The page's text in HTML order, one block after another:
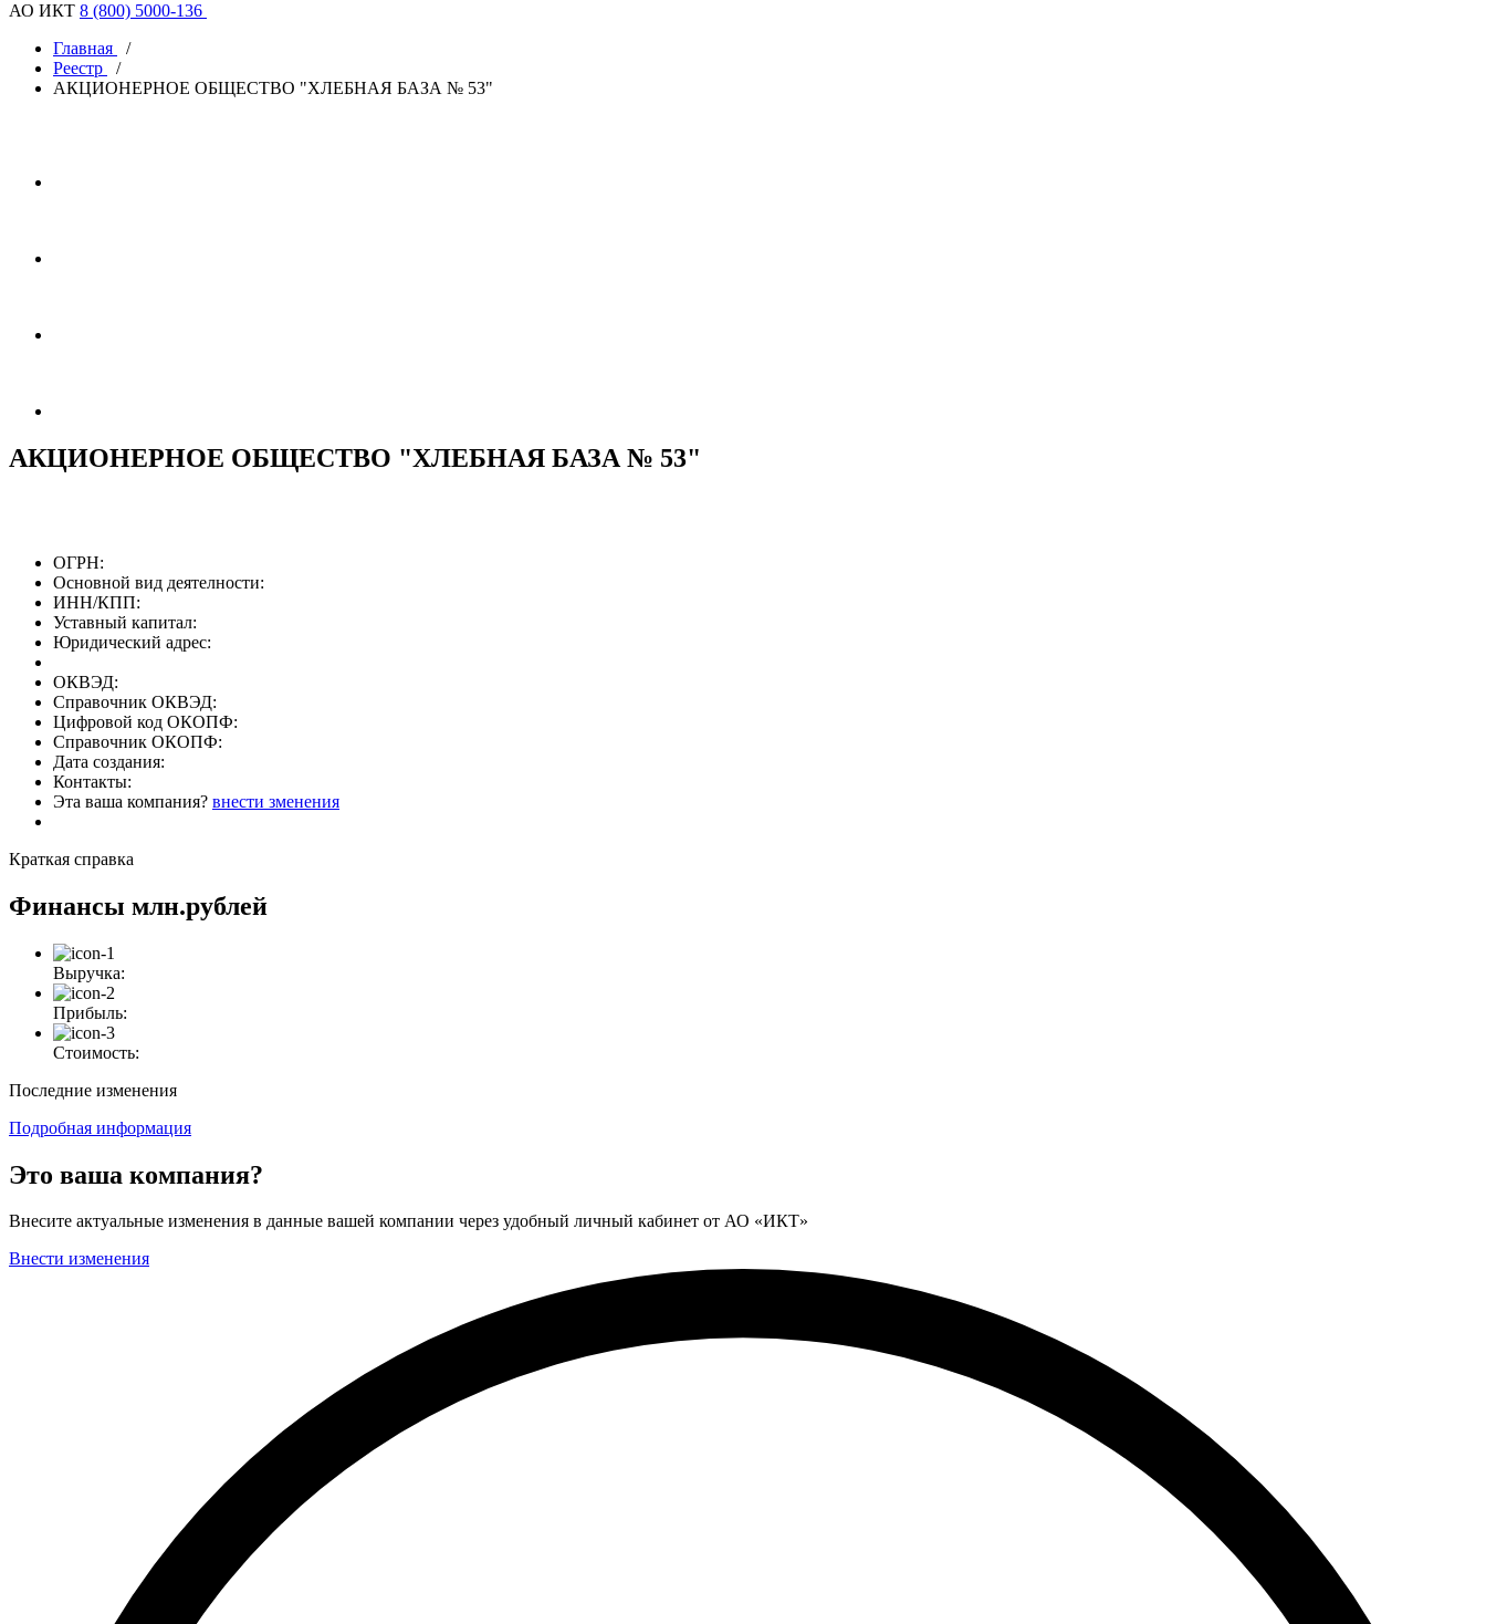
АО ИКТ 8 (800) 5000-136
Главная
/
Реестр
/
АКЦИОНЕРНОЕ ОБЩЕСТВО "ХЛЕБНАЯ БАЗА № 53"
АКЦИОНЕРНОЕ ОБЩЕСТВО "ХЛЕБНАЯ БАЗА № 53"
ОГРН:
Основной вид деятелности:
ИНН/КПП:
Уставный капитал:
Юридический адрес:
ОКВЭД:
Справочник ОКВЭД:
Цифровой код ОКОПФ:
Справочник ОКОПФ:
Дата создания:
Контакты:
Эта ваша компания? внести зменения
Краткая справка
Финансы млн.рублей
Выручка:
Прибыль:
Стоимость:
Последние изменения
Подробная информация
Это ваша компания?
Внесите актуальные изменения в данные вашей компании через удобный личный кабинет от АО «ИКТ»
Внести изменения